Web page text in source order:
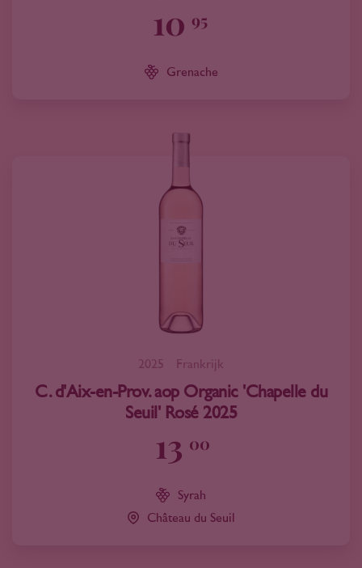
10 95
Grenache
2025 Frankrijk
C. d'Aix-en-Prov. aop Organic 'Chapelle du
Seuil' Rosé 2025
13 00
Syrah
Château du Seuil